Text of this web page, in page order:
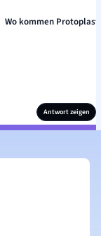
Wo kommen
Antwort zeigen